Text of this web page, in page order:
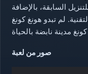
السابقة، بالإضافة
لم تبدو هونغ كونغ
صور من لعبة